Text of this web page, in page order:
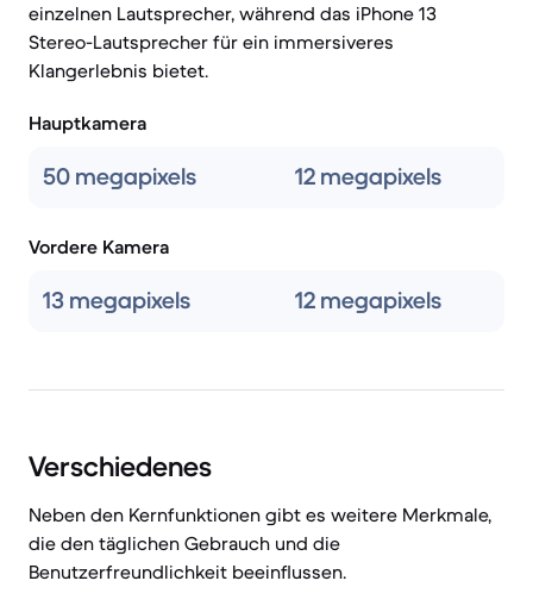
einzelnen Lautsprecher, während das iPhone 13
Stereo-Lautsprecher für ein immersiveres
Klangerlebnis bietet.
Hauptkamera
50 megapixels 12 megapixels
Vordere Kamera
13 megapixels 12 megapixels
Verschiedenes
Neben den Kernfunktionen gibt es weitere Merkmale,
die den täglichen Gebrauch und die
Benutzerfreundlichkeit beeinflussen.